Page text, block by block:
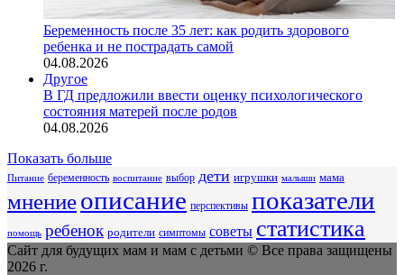
Беременность после 35 лет: как родить здорового
ребенка и не пострадать самой
04.08.2026
Другое
В ГД предложили ввести оценку психологического
состояния матерей после родов
04.08.2026
Показать больше
Питание беременность воспитание выбор дети игрушки малыши мама
мнениеописание перспективы показатели
помощь ребенок родители симптомы советы статистика
Сайт для будущих мам и мам с детьми © Все права защищены
2026 г.